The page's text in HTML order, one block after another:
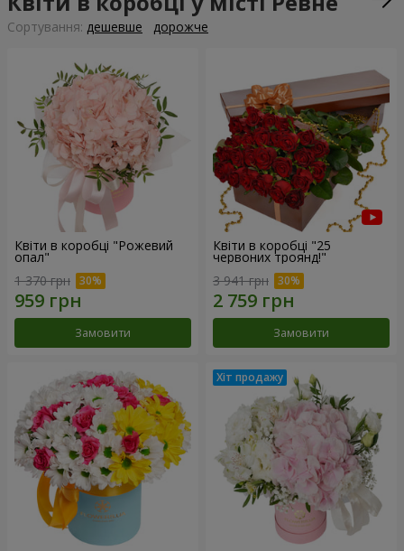
Сортування: дешевше дорожче
Квіти в коробці "Рожевий
опал"
1 370 грн
Замовити
Квіти в коробці "25
червоних троянд!"
3 941 грн
Замовити